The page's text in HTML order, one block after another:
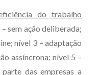
do trabalho
– sem ação deliberada;
nível 3 – adaptação
assíncrona; nível 5 –
das empresas a